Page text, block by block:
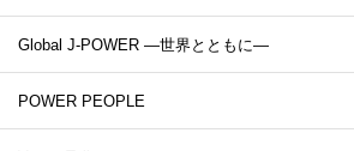
Global J-POWER ―世界とともに―
POWER PEOPLE